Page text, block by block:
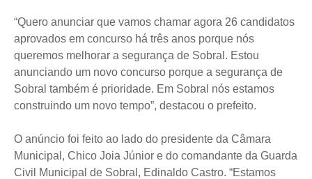
“Quero anunciar que vamos chamar agora 26 candidatos
aprovados em concurso há três anos porque nós
queremos melhorar a segurança de Sobral. Estou
anunciando um novo concurso porque a segurança de
Sobral também é prioridade. Em Sobral nós estamos
construindo um novo tempo”, destacou o prefeito.
O anúncio foi feito ao lado do presidente da Câmara
Municipal, Chico Joia Júnior e do comandante da Guarda
Civil Municipal de Sobral, Edinaldo Castro. “Estamos